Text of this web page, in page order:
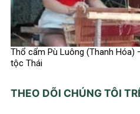
Thổ cẩm Pù Luông (Thanh Hóa)
tộc Thái
THEO DÕI CHÚNG TÔI